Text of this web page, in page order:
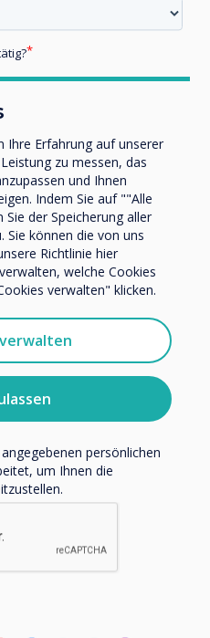
Boost Learning
Panels
Ihre Erfahrung auf unserer
zu messen, das
und Ihnen
Indem Sie auf ""Alle
der Speicherung aller
Sie können die von uns
Richtlinie hier
welche Cookies
verwalten" klicken.
Mail, Telefon oder Post
und Dienstleistungen
Mitteilungen von
jederzeit
zum Abbestellen, zu
und dazu, wie wir Ihre
finden Sie in
persönlichen
um Ihnen die